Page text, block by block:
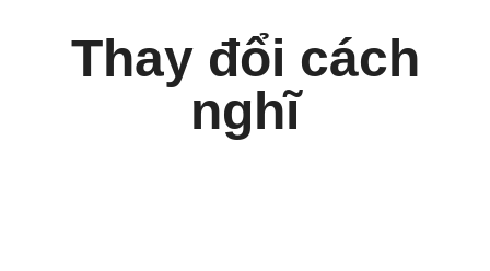
Thay đổi cách
nghĩ